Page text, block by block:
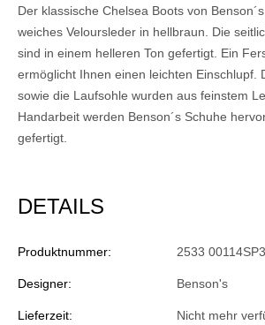
Der klassische Chelsea Boots von
weiches Veloursleder in hellbraun. Die
sind in einem helleren Ton gefertigt. Ein
ermöglicht Ihnen einen leichten Einschlupf.
sowie die Laufsohle wurden aus feinstem
Handarbeit werden Benson´s Schuhe
gefertigt.
DETAILS
Produktnummer: 2533
Designer: Benson's
Lieferzeit: Nicht mehr